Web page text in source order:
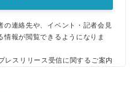
の連絡先や、イベント・記者会見
報が閲覧できるようになりま
レスリリース受信に関するご案内